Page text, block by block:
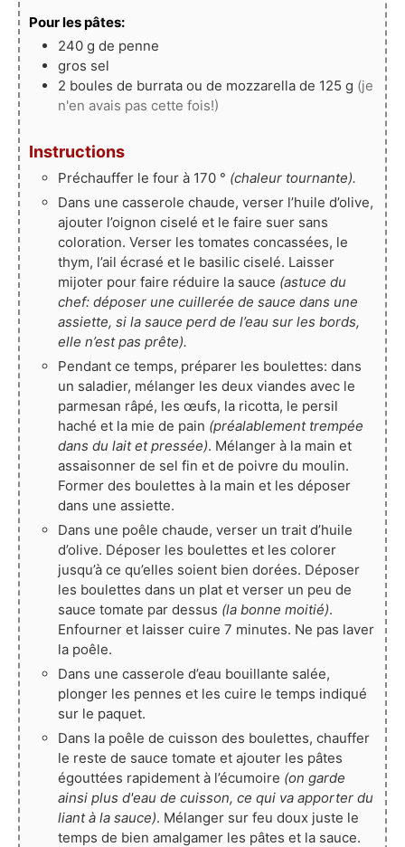
Pour les pâtes:
240 g de penne
gros sel
2 boules de burrata ou de mozzarella de 125 g (je
n'en avais pas cette fois!)
Instructions
Préchauffer le four à 170 ° (chaleur tournante).
Dans une casserole chaude, verser l’huile d’olive,
ajouter l’oignon ciselé et le faire suer sans
coloration. Verser les tomates concassées, le
thym, l’ail écrasé et le basilic ciselé. Laisser
mijoter pour faire réduire la sauce (astuce du
chef: déposer une cuillerée de sauce dans une
assiette, si la sauce perd de l’eau sur les bords,
elle n’est pas prête).
Pendant ce temps, préparer les boulettes: dans
un saladier, mélanger les deux viandes avec le
parmesan râpé, les œufs, la ricotta, le persil
haché et la mie de pain (préalablement trempée
dans du lait et pressée). Mélanger à la main et
assaisonner de sel fin et de poivre du moulin.
Former des boulettes à la main et les déposer
dans une assiette.
Dans une poêle chaude, verser un trait d’huile
d’olive. Déposer les boulettes et les colorer
jusqu’à ce qu’elles soient bien dorées. Déposer
les boulettes dans un plat et verser un peu de
sauce tomate par dessus (la bonne moitié).
Enfourner et laisser cuire 7 minutes. Ne pas laver
la poêle.
Dans une casserole d’eau bouillante salée,
plonger les pennes et les cuire le temps indiqué
sur le paquet.
Dans la poêle de cuisson des boulettes, chauffer
le reste de sauce tomate et ajouter les pâtes
égouttées rapidement à l’écumoire (on garde
ainsi plus d'eau de cuisson, ce qui va apporter du
liant à la sauce). Mélanger sur feu doux juste le
temps de bien amalgamer les pâtes et la sauce.